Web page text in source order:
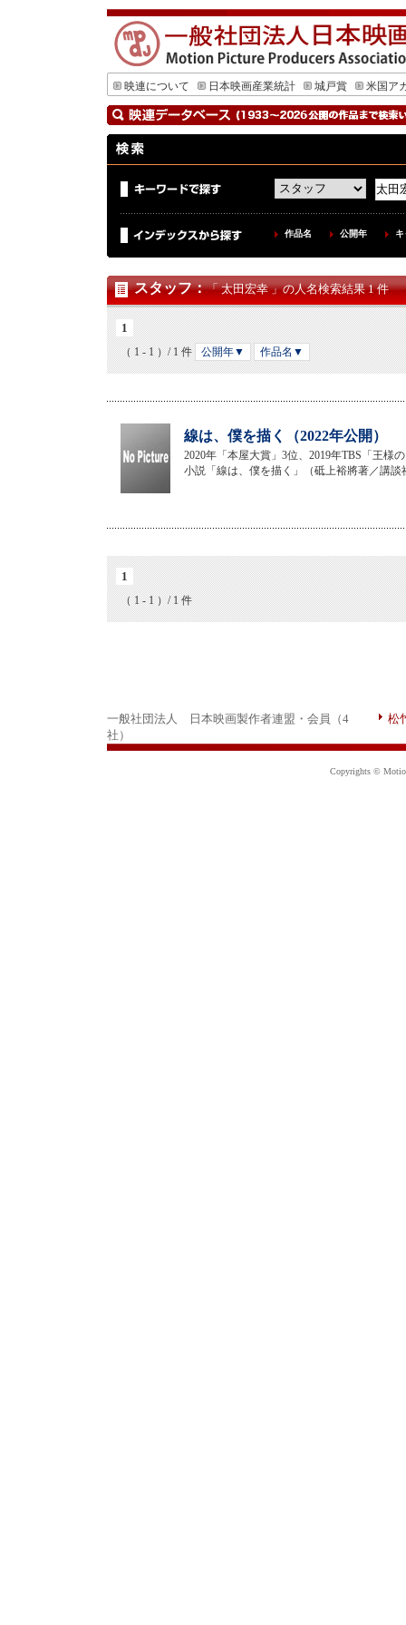
映連について 日本映画産業統計 城戸賞 米国ア
作品名 公開年
スタッフ：「 太田宏幸 」の人名検索結果 1 件
1
（ 1 - 1 ）/ 1 件 公開年▼ 作品名▼
線は、僕を描く（2022年公開）
2020年「本屋大賞」3位、2019年TBS「王様
小説「線は、僕を描く」（砥上裕將著／講
1
（ 1 - 1 ）/ 1 件
一般社団法人 日本映画製作者連盟・会員（4
社）
松
Copyrights ©